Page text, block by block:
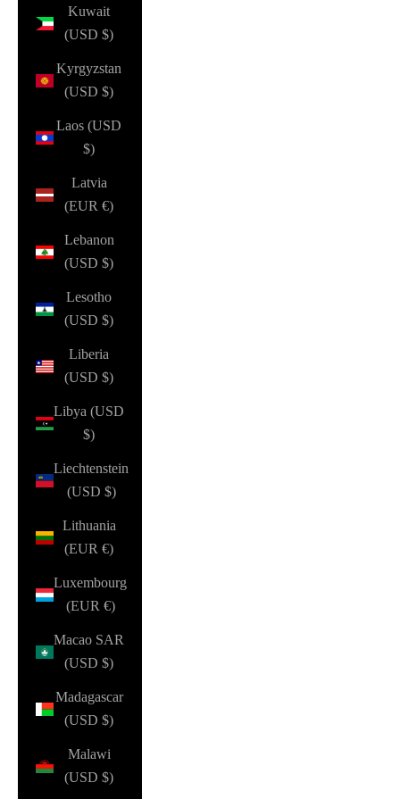
Kuwait
(USD $)
Kyrgyzstan
(USD $)
Laos (USD
$)
Latvia
(EUR €)
Lebanon
(USD $)
Lesotho
(USD $)
Liberia
(USD $)
Libya (USD
$)
Liechtenstein
(USD $)
Lithuania
(EUR €)
Luxembourg
(EUR €)
Macao SAR
(USD $)
Madagascar
(USD $)
Malawi
(USD $)